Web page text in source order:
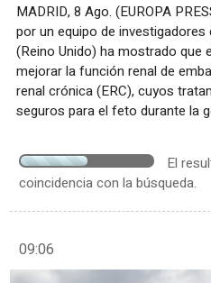
MADRID, 8 Ago. (EUROPA
por un equipo de
(Reino Unido) ha mostrado que
mejorar la función renal de
renal crónica (ERC), cuyos
seguros para el feto durante la
El
coincidencia con la búsqueda.
09:06